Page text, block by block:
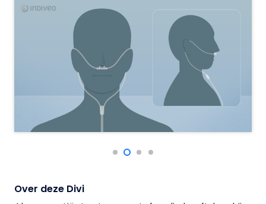
Over deze Divi